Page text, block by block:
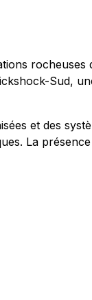
rocheuses
Sud,
et des
La